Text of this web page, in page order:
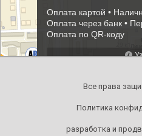
Все права
Политика
разработка и